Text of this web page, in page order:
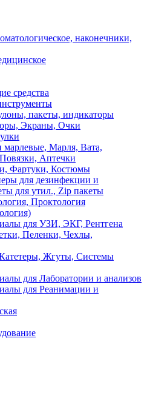
наконечники,
средства
пакеты, индикаторы
Экраны, Очки
Марля, Вата,
Аптечки
Фартуки, Костюмы
для дезинфекции и
для утил., Zip пакеты
Проктология
для УЗИ, ЭКГ, Рентгена
Пеленки, Чехлы,
Жгуты, Системы
для Лаборатории и анализов
для Реанимации и